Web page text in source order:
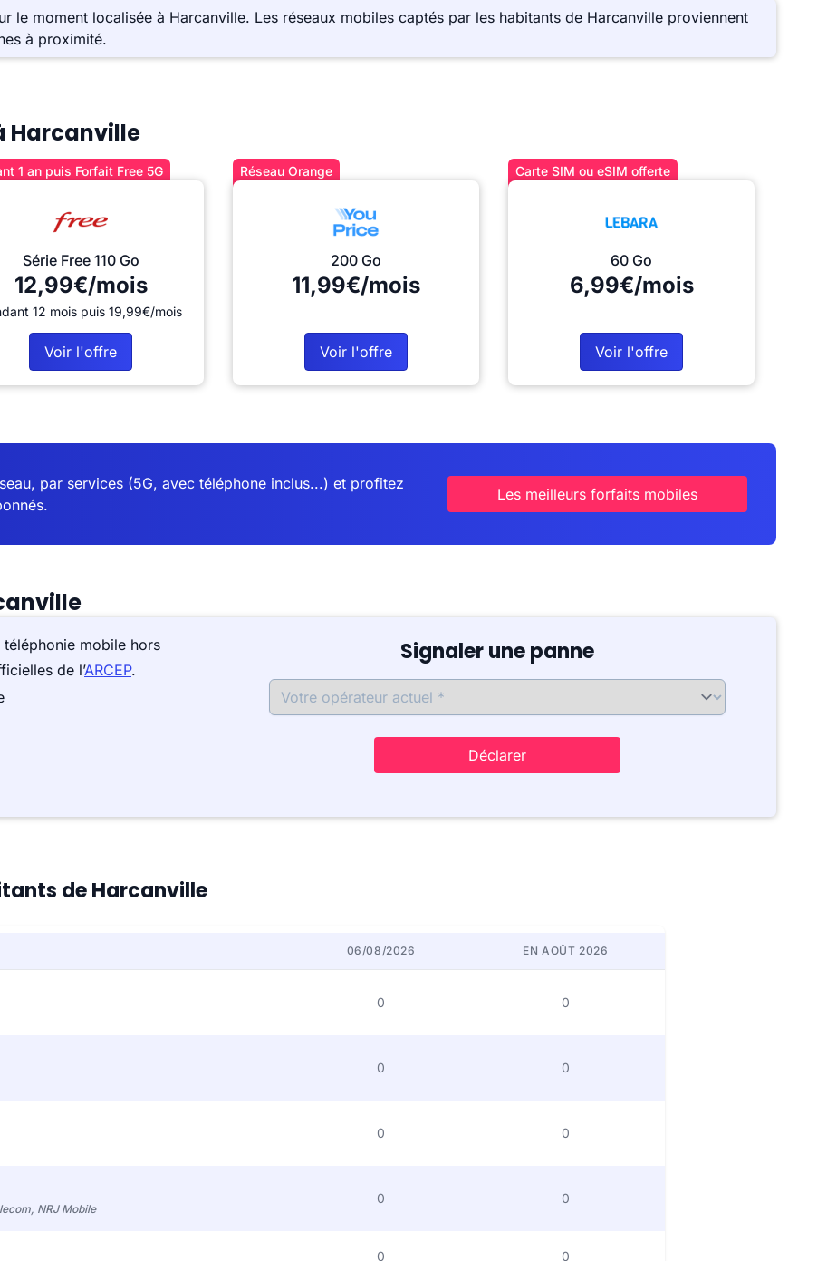
le moment localisée à Harcanville. Les réseaux mobiles captés par les habitants de Harcanville proviennent
à proximité.
Harcanville
1 an puis Forfait Free 5G
Série Free 110 Go
12,99€/mois
12 mois puis 19,99€/mois
Voir l'offre
Réseau Orange
200 Go
11,99€/mois
Voir l'offre
Carte SIM ou eSIM offerte
60 Go
6,99€/mois
Voir l'offre
par services (5G, avec téléphone inclus...) et profitez
Les meilleurs forfaits mobiles
téléphonie mobile hors
de l’ARCEP.
Signaler une panne
Déclarer
de Harcanville
06/08/2026 EN AOÛT 2026
0 0
0 0
0 0
NRJ Mobile
0 0
0 0